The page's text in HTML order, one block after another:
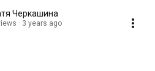
Черкашина
3 years ago